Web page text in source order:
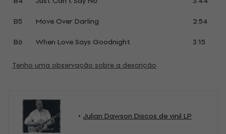
B5
Move Over Darling
2:54
B6
When Love Says Goodnight 3:15
Tenho uma observação sobre a descrição
Julian Dawson Discos de vinil LP